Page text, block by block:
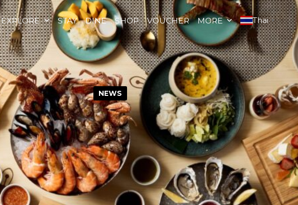
EXPLORE STAY DINE SHOP VOUCHER MORE Thai ▼
NEWS